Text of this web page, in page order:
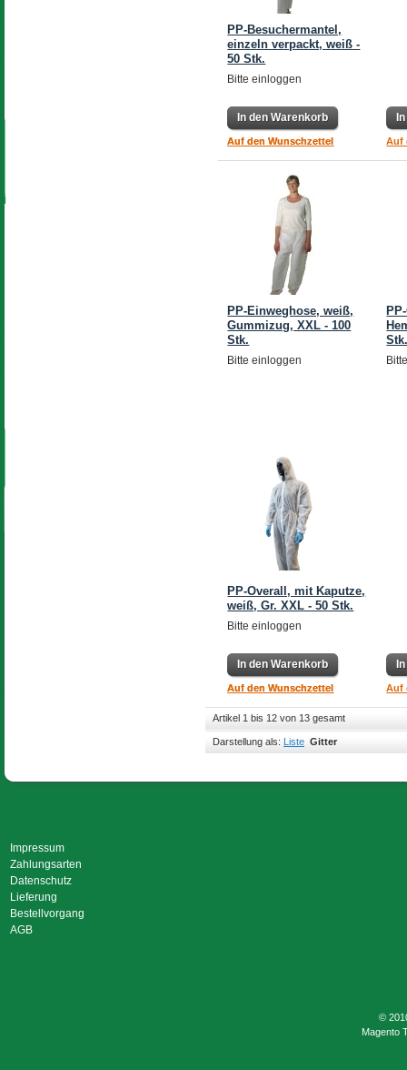
In den Warenkorb
Auf den Wunschzettel Auf
PP-Besuchermantel,
einzeln verpackt, weiß -
50 Stk.
Bitte einloggen
In den Warenkorb
Auf den Wunschzettel
PP-Einweghose, weiß,
Gummizug, XXL - 100
Stk.
Bitte einloggen
In den Warenkorb
Auf den Wunschzettel Auf
PP-Overall, mit Kaputze,
weiß, Gr. XXL - 50 Stk.
Bitte einloggen
In den Warenkorb
Auf den Wunschzettel
Artikel 1 bis 12 von 13 gesamt
Darstellung als: Liste Gitter
Impressum
Zahlungsarten
Datenschutz
Lieferung
Bestellvorgang
AGB
©
Magento